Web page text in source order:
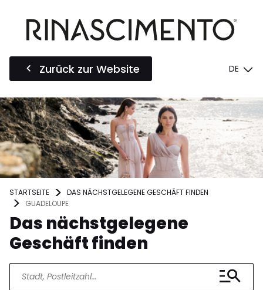
Zurück zur Website DE
STARTSEITE
DAS NÄCHSTGELEGENE GESCHÄFT FINDEN
GUADELOUPE
Das nächstgelegene
Geschäft finden